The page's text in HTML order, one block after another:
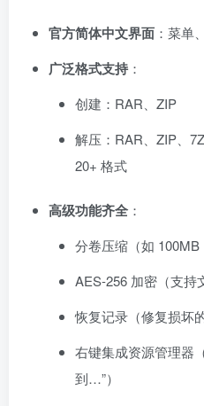
官方简体中文界面 ：菜单
广泛格式支持：
创建：RAR、ZIP
解压：RAR、ZIP、
20+ 格式
高级功能齐全 ：
分卷压缩（如 100MB
AES-256 加密（支持
恢复记录（修复损坏
右键集成资源管理器
到…”）